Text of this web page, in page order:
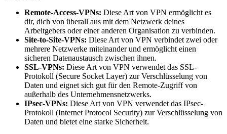
Remote-Access-VPNs: Diese Art von VPN ermöglicht es
dir, dich von überall aus mit dem Netzwerk deines
Arbeitgebers oder einer anderen Organisation zu verbinden.
Site-to-Site-VPNs: Diese Art von VPN verbindet zwei oder
mehrere Netzwerke miteinander und ermöglicht einen
sicheren Datenaustausch zwischen ihnen.
SSL-VPNs: Diese Art von VPN verwendet das SSL-
Protokoll (Secure Socket Layer) zur Verschlüsselung von
Daten und eignet sich gut für den Remote-Zugriff von
außerhalb des Unternehmensnetzwerks.
IPsec-VPNs: Diese Art von VPN verwendet das IPsec-
Protokoll (Internet Protocol Security) zur Verschlüsselung von
Daten und bietet eine starke Sicherheit.